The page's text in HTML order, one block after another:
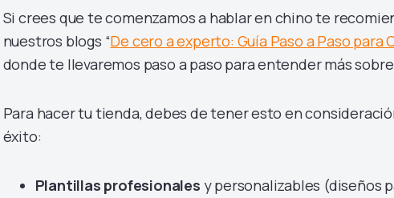
Si crees que te comenzamos a hablar en chino te
nuestros blogs “De cero a experto: Guía Paso a Paso para
donde te llevaremos paso a paso para entender más
Para hacer tu tienda, debes de tener esto en
éxito:
Plantillas profesionales y personalizables (diseños